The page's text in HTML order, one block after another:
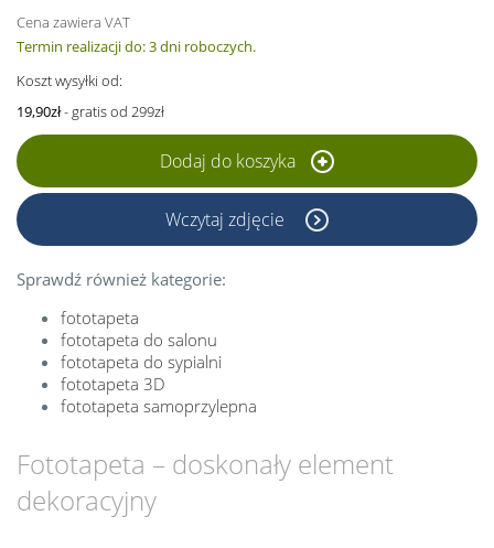
Cena zawiera VAT
Termin realizacji do: 3 dni roboczych.
Koszt wysyłki od:
19,90zł- gratis od 299zł
Dodaj do koszyka
Wczytaj zdjęcie
Sprawdź również kategorie:
fototapeta
fototapeta do salonu
fototapeta do sypialni
fototapeta 3D
fototapeta samoprzylepna
Fototapeta – doskonały element
dekoracyjny